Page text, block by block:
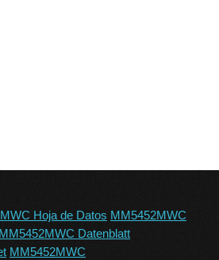
Hoja de Datos MM5452MWC
MM5452MWC Datenblatt
MM5452MWC